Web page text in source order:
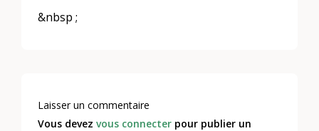
&nbsp ;
Laisser un commentaire
Vous devezvous connecter pour publier un